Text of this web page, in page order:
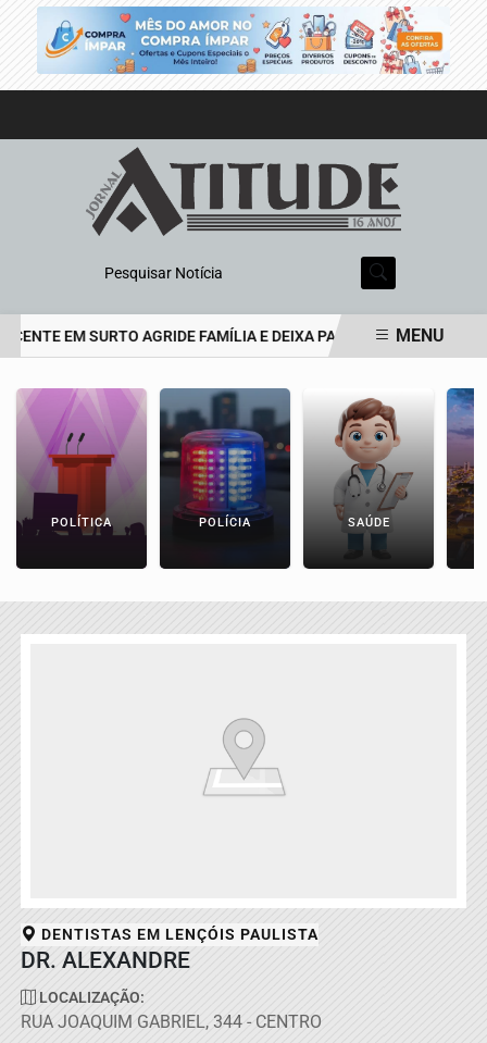
Pesquisar Notícia
EM SURTO AGRIDE FAMÍLIA E DEIXA PAI DE 69 ANOS EM
MENU
POLÍTICA POLÍCIA SAÚDE
DENTISTAS EM LENÇÓIS PAULISTA
DR. ALEXANDRE
LOCALIZAÇÃO:
RUA JOAQUIM GABRIEL, 344 - CENTRO